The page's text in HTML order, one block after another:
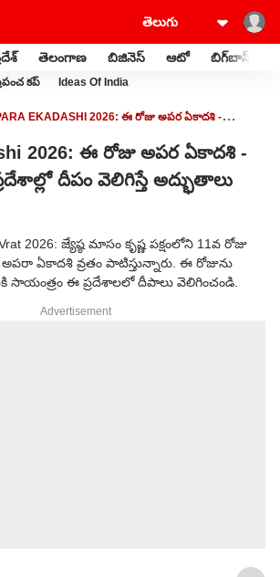
తెలంగాణ బిజినెస్ ఆటో బిగ్‌బాస్
కప్ Ideas Of India
EKADASHI 2026: ఈ రోజు అపర ఏకాదశి -
2026: ఈ రోజు అపర ఏకాదశి -
దీపం వెలిగిస్తే అద్భుతాలు
2026: జ్యేష్ఠ మాసం కృష్ణ పక్షంలోని 11వ రోజు
ఏకాదశి వ్రతం పాటిస్తున్నారు. ఈ రోజును
సాయంత్రం ఈ ప్రదేశాలలో దీపాలు వెలిగించండి.
Advertisement